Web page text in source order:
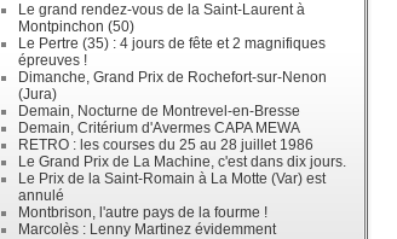
Le grand rendez-vous de la Saint-Laurent à
Montpinchon (50)
Le Pertre (35) : 4 jours de fête et 2 magnifiques
épreuves !
Dimanche, Grand Prix de Rochefort-sur-Nenon
(Jura)
Demain, Nocturne de Montrevel-en-Bresse
Demain, Critérium d'Avermes CAPA MEWA
RETRO : les courses du 25 au 28 juillet 1986
Le Grand Prix de La Machine, c'est dans dix jours.
Le Prix de la Saint-Romain à La Motte (Var) est
annulé
Montbrison, l'autre pays de la fourme !
Marcolès : Lenny Martinez évidemment